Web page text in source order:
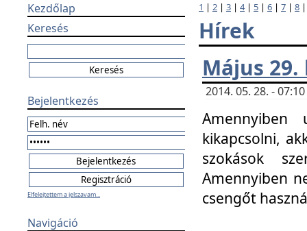
Kezdőlap
Keresés
Bejelentkezés
Elfelejtettem a jelszavam...
Navigáció
1 | 2 | 3 | 4| 5 | 6 | 7 | 8
Hírek
Május
2014. 05. 28. -
kikapcsolni,
szokások
Amennyiben
csengőt